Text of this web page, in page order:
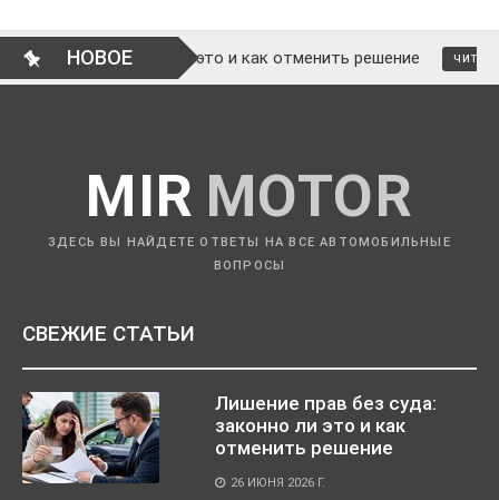
НОВОЕ
суда: законно ли это и как отменить решение ЧИТАТЬ
MIR MOTOR
ЗДЕСЬ ВЫ НАЙДЕТЕ ОТВЕТЫ НА ВСЕ АВТОМОБИЛЬНЫЕ
ВОПРОСЫ
СВЕЖИЕ СТАТЬИ
Лишение прав без суда:
законно ли это и как
отменить решение
26 ИЮНЯ 2026 Г.